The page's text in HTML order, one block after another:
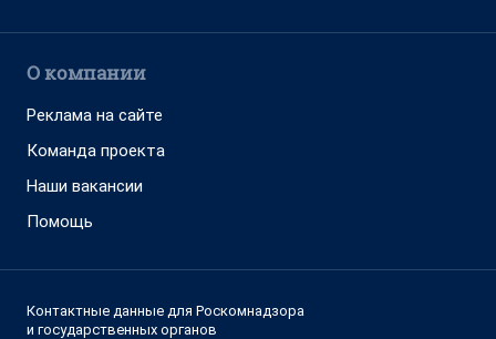
О компании
Реклама на сайте
Команда проекта
Наши вакансии
Помощь
Контактные данные для Роскомнадзора
и государственных органов